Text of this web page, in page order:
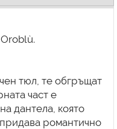
тюл, те обгръщат
част е
дантела, която
романтично